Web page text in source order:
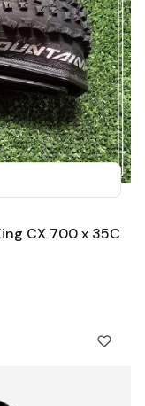
CX 700 x 35C